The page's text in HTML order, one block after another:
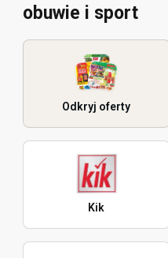
obuwie i sport
Odkryj oferty
Kik